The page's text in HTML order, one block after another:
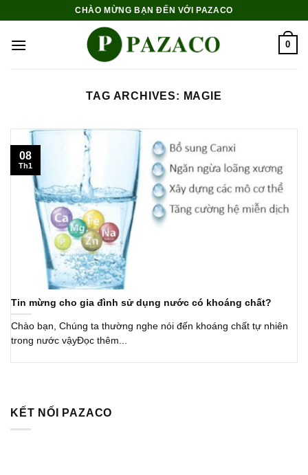
content
CHÀO MỪNG BẠN ĐẾN VỚI PAZACO
0
TAG ARCHIVES: MAGIE
Tin mừng cho gia đình sử dụng nước có khoáng chất?
Chào bạn, Chúng ta thường nghe nói đến khoáng chất tự nhiên
trong nước vậyĐọc thêm...
08
Th1
KẾT NỐI PAZACO